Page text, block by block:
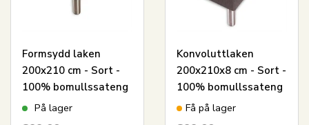
Formsydd laken
200x210 cm - Sort -
100% bomullssateng
- Formsydd laken til
På lager
Konvoluttlaken
200x210x8 cm - Sort -
100% bomullssateng
- Laken til
Få på lager